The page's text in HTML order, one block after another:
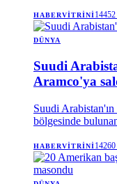
HABERVITRINI14452
DÜNYA
Suudi
Aramco'ya
Suudi
bölgesinde
İHA'yla hedef
bir can kaybı
HABERVITRINI14260